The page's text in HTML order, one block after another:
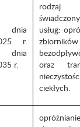
r.
r.
rodzaj
usług:
zbiorników
oraz
ciekłych.
opróżnianie